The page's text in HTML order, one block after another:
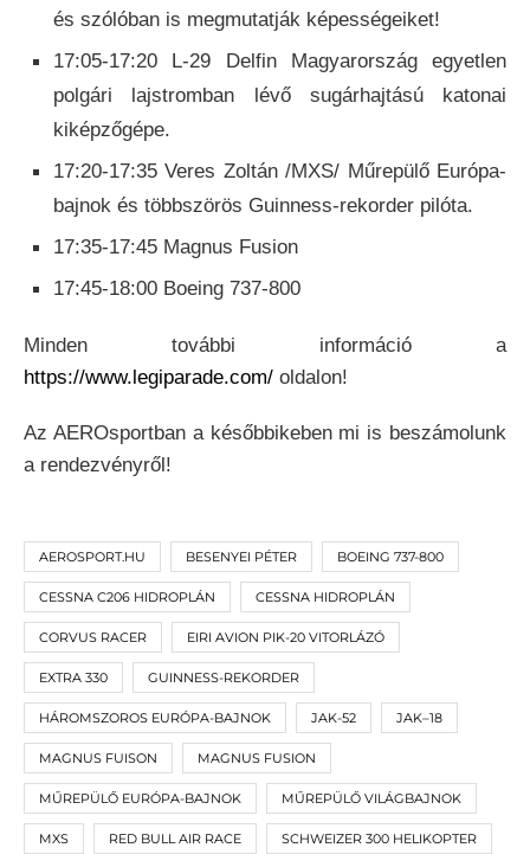
és szólóban is megmutatják képességeiket!
17:05-17:20 L-29 Delfin Magyarország egyetlen
polgári lajstromban lévő sugárhajtású katonai
kiképzőgépe.
17:20-17:35 Veres Zoltán /MXS/ Műrepülő Európa-
bajnok és többszörös Guinness-rekorder pilóta.
17:35-17:45 Magnus Fusion
17:45-18:00 Boeing 737-800
Minden további információ a
https://www.legiparade.com/ oldalon!
Az AEROsportban a későbbikeben mi is beszámolunk
a rendezvényről!
AEROSPORT.HU BESENYEI PÉTER BOEING 737-800
CESSNA C206 HIDROPLÁN CESSNA HIDROPLÁN
CORVUS RACER EIRI AVION PIK-20 VITORLÁZÓ
EXTRA 330 GUINNESS-REKORDER
HÁROMSZOROS EURÓPA-BAJNOK JAK-52 JAK–18
MAGNUS FUISON MAGNUS FUSION
MŰREPÜLŐ EURÓPA-BAJNOK MŰREPÜLŐ VILÁGBAJNOK
MXS RED BULL AIR RACE SCHWEIZER 300 HELIKOPTER